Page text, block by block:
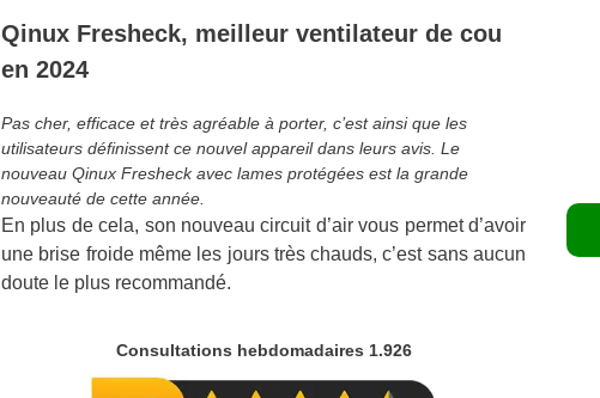
Qinux Fresheck, meilleur ventilateur de cou
en 2024
Pas cher, efficace et très agréable à porter, c’est ainsi que les
utilisateurs définissent ce nouvel appareil dans leurs avis. Le
nouveau Qinux Fresheck avec lames protégées est la grande
nouveauté de cette année.
En plus de cela, son nouveau circuit d’air vous permet d’avoir
une brise froide même les jours très chauds, c’est sans aucun
doute le plus recommandé.
Consultations hebdomadaires 1.926